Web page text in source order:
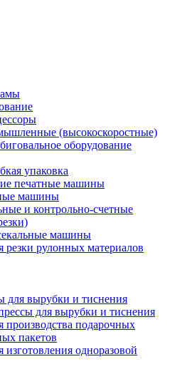
(высокоскоростные)
оборудование
упаковка
печатные машины
машины
и контрольно-счетные
машины
резки рулонных материалов
для вырубки и тиснения
для вырубки и тиснения
производства подарочных
пакетов
изготовления одноразовой